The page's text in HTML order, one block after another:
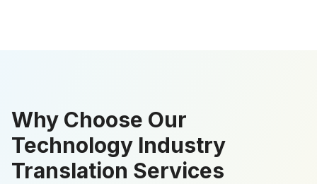
Why Choose Our
Technology Industry
Translation Services